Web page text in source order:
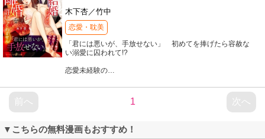
木下杏／竹中
恋愛・耽美
「君には悪いが、手放せない」 初めてを捧げたら容赦な
い溺愛に囚われて!?
恋愛未経験の…
前へ 1 次へ
▼こちらの無料漫画もおすすめ！